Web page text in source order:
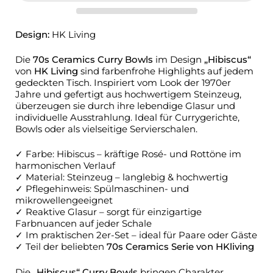
Design: HK Living
Die 70s Ceramics Curry Bowls im Design „Hibiscus“
von HK Living sind farbenfrohe Highlights auf jedem
gedeckten Tisch. Inspiriert vom Look der 1970er
Jahre und gefertigt aus hochwertigem Steinzeug,
überzeugen sie durch ihre lebendige Glasur und
individuelle Ausstrahlung. Ideal für Currygerichte,
Bowls oder als vielseitige Servierschalen.
✓ Farbe: Hibiscus – kräftige Rosé- und Rottöne im
harmonischen Verlauf
✓ Material: Steinzeug – langlebig & hochwertig
✓ Pflegehinweis: Spülmaschinen- und
mikrowellengeeignet
✓ Reaktive Glasur – sorgt für einzigartige
Farbnuancen auf jeder Schale
✓ Im praktischen 2er-Set – ideal für Paare oder Gäste
✓ Teil der beliebten 70s Ceramics Serie von HKliving